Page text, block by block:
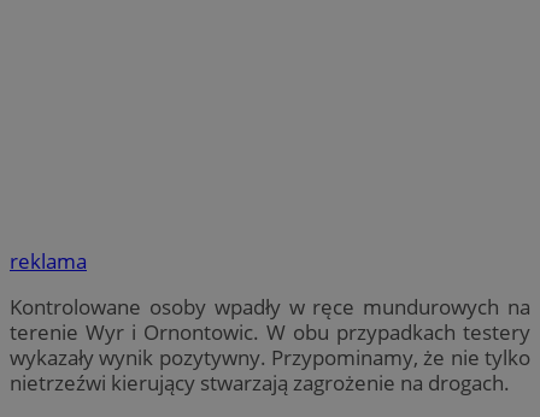
reklama
Kontrolowane osoby wpadły w ręce mundurowych na
terenie Wyr i Ornontowic. W obu przypadkach testery
wykazały wynik pozytywny. Przypominamy, że nie tylko
nietrzeźwi kierujący stwarzają zagrożenie na drogach.